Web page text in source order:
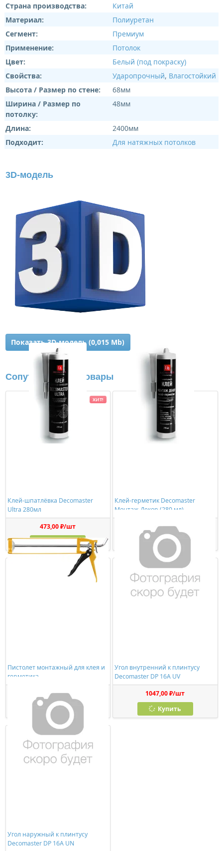
Страна производства:
Китай
Материал:
Полиуретан
Сегмент:
Премиум
Применение:
Потолок
Цвет:
Белый (под покраску)
Свойства:
Ударопрочный, Влагостойкий
Высота / Размер по стене:
68мм
Ширина / Размер по
потолку:
48мм
Длина:
2400мм
Подходит:
Для натяжных потолков
3D-модель
Показать 3D-модель (0,015 Mb)
Сопутствующие товары
Клей-шпатлёвка Decomaster
Ultra 280мл
473,00 ₽/шт
Купить
ХИТ!
Клей-герметик Decomaster
Монтаж-Декор (280 мл)
1150,00 ₽/шт
Купить
Пистолет монтажный для клея и
герметика
278,00 ₽/шт
Купить
Угол внутренний к плинтусу
Decomaster DP 16A UV
1047,00 ₽/шт
Купить
Угол наружный к плинтусу
Decomaster DP 16A UN